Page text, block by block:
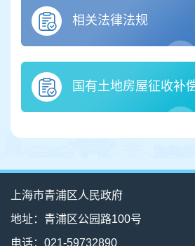
相关法律法规
国有土地房屋征收补
上海市青浦区人民政府
地址：青浦区公园路100号
电话：021-59732890